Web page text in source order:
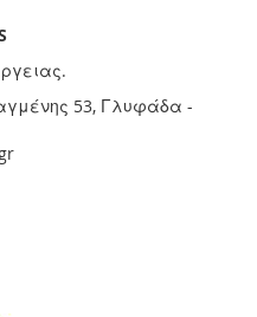
53, Γλυφάδα -